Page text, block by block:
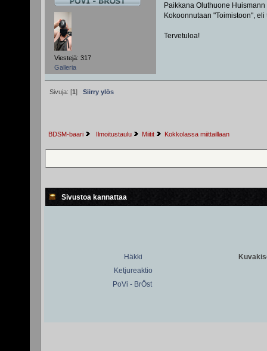
Viestejä: 317
Galleria
Paikkana Oluthuone
Kokoonnutaan "Toimistoon",
Tervetuloa!
Sivuja: [1] Siirry ylös
BDSM-baari Ilmoitustaulu Miitit Kokkolassa miittaillaan
Sivustoa kannattaa
Häkki
Ketjureaktio
PoVi - BrÖst